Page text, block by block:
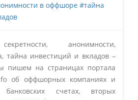
в оффшоре #тайна
анонимности,
тайна инвестиций и вкладов –
пишем на страницах портала
об оффшорных компаниях и
банковских счетах, вторых